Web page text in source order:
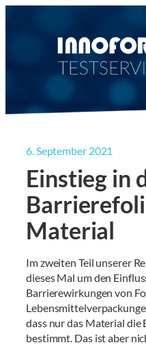
6. September 2021
Einstieg in
Material
Im zweiten Teil unserer
dieses Mal um den
Barrierewirkungen von
dass nur das Material die
bestimmt. Das ist aber